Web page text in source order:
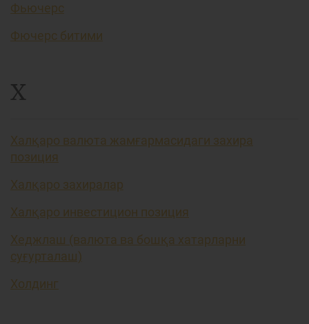
Фьючерс
Фючерс битими
Х
Халқаро валюта жамғармасидаги захира
позиция
Халқаро захиралар
Халқаро инвестицион позиция
Хеджлаш (валюта ва бошқа хатарларни
суғурталаш)
Холдинг